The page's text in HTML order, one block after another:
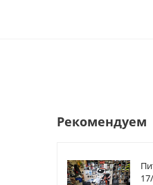
Рекомендуем